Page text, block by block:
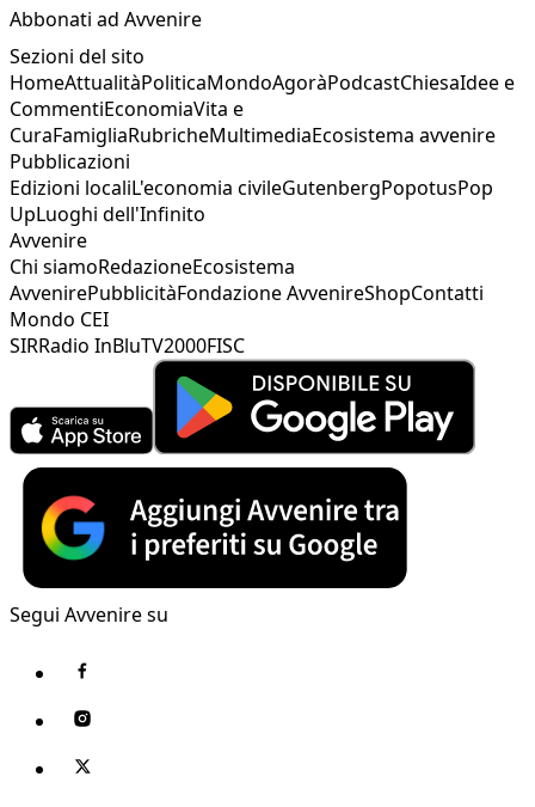
Abbonati ad Avvenire
Sezioni del sito
HomeAttualitàPoliticaMondoAgoràPodcastChiesaIdee e
CommentiEconomiaVita e
CuraFamigliaRubricheMultimediaEcosistema avvenire
Pubblicazioni
Edizioni localiL'economia civileGutenbergPopotusPop
UpLuoghi dell'Infinito
Avvenire
Chi siamoRedazioneEcosistema
AvvenirePubblicitàFondazione AvvenireShopContatti
Mondo CEI
SIRRadio InBluTV2000FISC
Segui Avvenire su